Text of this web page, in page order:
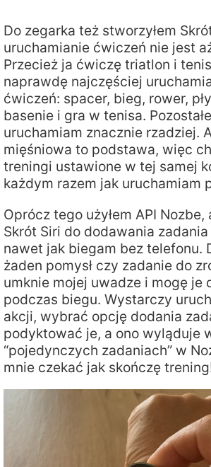
Do zegarka też stworzyłem
uruchamianie ćwiczeń nie jest
Przecież ja ćwiczę triatlon i
naprawdę najczęściej
ćwiczeń: spacer, bieg, rower,
basenie i gra w tenisa.
uruchamiam znacznie rzadziej.
mięśniowa to podstawa, więc
treningi ustawione w tej samej
każdym razem jak uruchamiam
Oprócz tego użyłem API
Skrót Siri do dodawania
nawet jak biegam bez telefonu.
żaden pomysł czy zadanie do
umknie mojej uwadze i mogę je
podczas biegu. Wystarczy
akcji, wybrać opcję dodania
podyktować je, a ono wyląduje
“pojedynczych zadaniach” w
mnie czekać jak skończę